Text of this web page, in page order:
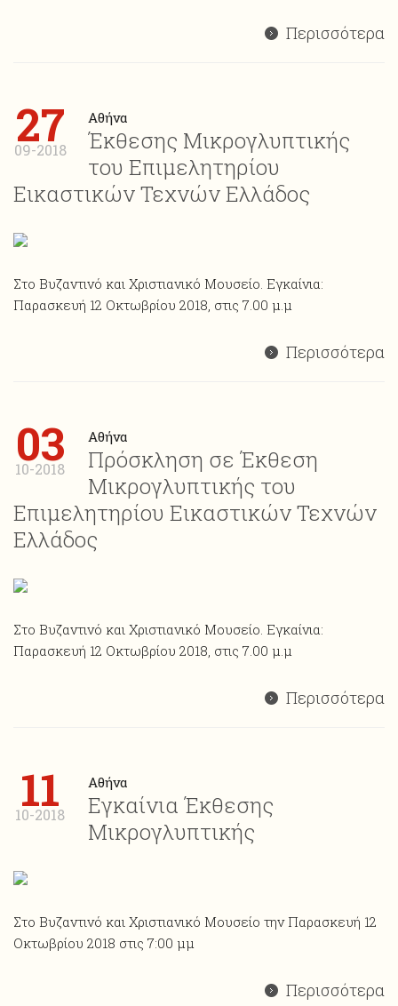
Περισσότερα
27
09-2018
Αθήνα
Έκθεσης Μικρογλυπτικής
του Επιμελητηρίου
Εικαστικών Τεχνών Ελλάδος
Στο Βυζαντινό και Χριστιανικό Μουσείο. Εγκαίνια:
Παρασκευή 12 Οκτωβρίου 2018, στις 7.00 μ.μ
Περισσότερα
03
10-2018
Αθήνα
Πρόσκληση σε Έκθεση
Μικρογλυπτικής του
Επιμελητηρίου Εικαστικών Τεχνών
Ελλάδος
Στο Βυζαντινό και Χριστιανικό Μουσείο. Εγκαίνια:
Παρασκευή 12 Οκτωβρίου 2018, στις 7.00 μ.μ
Περισσότερα
11
10-2018
Αθήνα
Εγκαίνια Έκθεσης
Μικρογλυπτικής
Στο Βυζαντινό και Χριστιανικό Μουσείο την Παρασκευή 12
Οκτωβρίου 2018 στις 7:00 μμ
Περισσότερα